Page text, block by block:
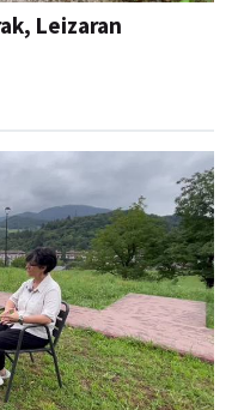
Leizaran